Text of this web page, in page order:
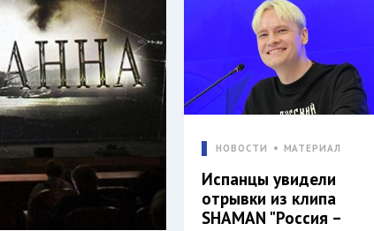
НОВОСТИ МАТЕРИАЛ
Испанцы увидели
отрывки из клипа
SHAMAN "Россия –